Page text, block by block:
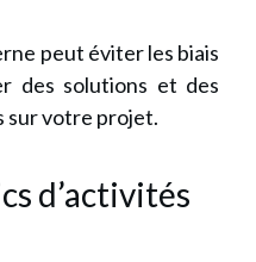
peut éviter les biais
des solutions et des
sur votre projet.
d’activités